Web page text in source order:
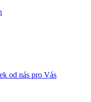
od nás pro Vás